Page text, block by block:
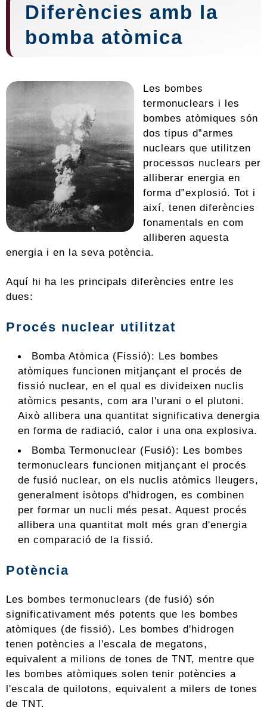
Diferències amb la
bomba atòmica
Les bombes
termonuclears i les
bombes atòmiques són
dos tipus d‟armes
nuclears que utilitzen
processos nuclears per
alliberar energia en
forma d‟explosió. Tot i
així, tenen diferències
fonamentals en com
alliberen aquesta
energia i en la seva potència.
Aquí hi ha les principals diferències entre les
dues:
Procés nuclear utilitzat
Bomba Atòmica (Fissió): Les bombes
atòmiques funcionen mitjançant el procés de
fissió nuclear, en el qual es divideixen nuclis
atòmics pesants, com ara l'urani o el plutoni.
Això allibera una quantitat significativa denergia
en forma de radiació, calor i una ona explosiva.
Bomba Termonuclear (Fusió): Les bombes
termonuclears funcionen mitjançant el procés
de fusió nuclear, on els nuclis atòmics lleugers,
generalment isòtops d'hidrogen, es combinen
per formar un nucli més pesat. Aquest procés
allibera una quantitat molt més gran d'energia
en comparació de la fissió.
Potència
Les bombes termonuclears (de fusió) són
significativament més potents que les bombes
atòmiques (de fissió). Les bombes d'hidrogen
tenen potències a l'escala de megatons,
equivalent a milions de tones de TNT, mentre que
les bombes atòmiques solen tenir potències a
l'escala de quilotons, equivalent a milers de tones
de TNT.